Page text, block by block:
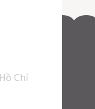
Chí